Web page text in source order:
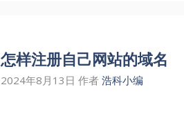
怎样注册自己网站的域名
2024年8月13日 作者 浩科小编